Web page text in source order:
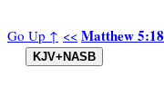
Go Up ↑ << Matthew 5:18